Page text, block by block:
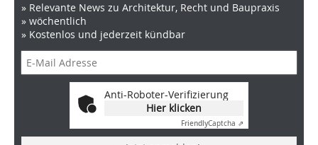
» Relevante News zu Architektur, Recht und Baupraxis
» wöchentlich
» Kostenlos und jederzeit kündbar
Anti-Roboter-Verifizierung
Hier klicken
FriendlyCaptcha ⇗